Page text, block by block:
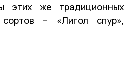
этих же традиционных
– «Лигол спур»,